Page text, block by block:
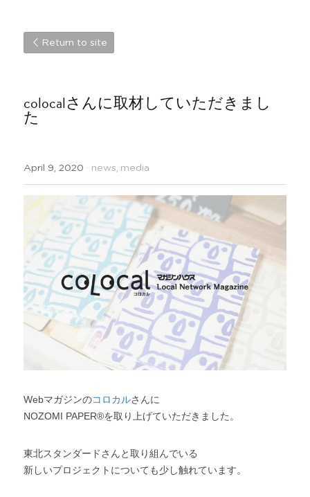
Return to site
colocalさんに取材していただきまし
た
April 9, 2020 · news, media
Webマガジンのコロカルさんに
NOZOMI PAPER®︎を取り上げていただきました。
東北スタンダードさんと取り組んでいる
新しいプロジェクトについても少し触れています。